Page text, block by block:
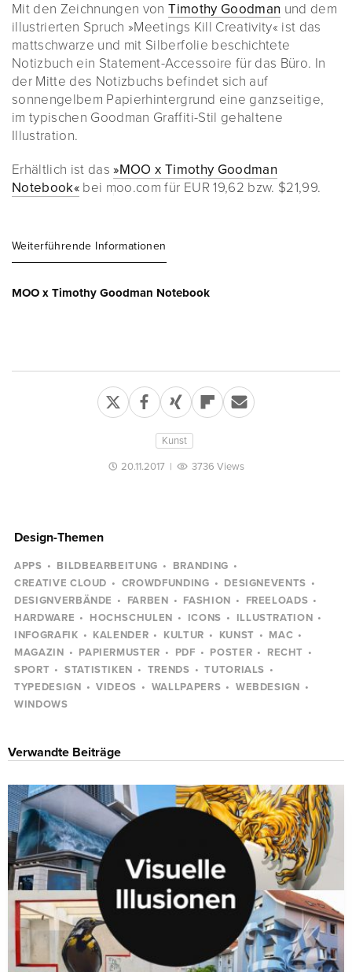
Mit den Zeichnungen vonTimothy Goodman und dem
illustrierten Spruch »Meetings Kill Creativity« ist das
mattschwarze und mit Silberfolie beschichtete
Notizbuch ein Statement-Accessoire für das Büro. In
der Mitte des Notizbuchs befindet sich auf
sonnengelbem Papierhintergrund eine ganzseitige,
im typischen Goodman Graffiti-Stil gehaltene
Illustration.
Erhältlich ist das»MOO x Timothy Goodman
Notebook« bei moo.com für EUR 19,62 bzw. $21,99.
Weiterführende Informationen
MOO x Timothy Goodman Notebook
Kunst
20.11.2017 | 3736 Views
Design-Themen
APPS BILDBEARBEITUNG
BRANDING
CREATIVE CLOUD
CROWDFUNDING
DESIGNEVENTS
DESIGNVERBÄNDE
FARBEN FASHION
FREELOADS
HARDWARE
HOCHSCHULEN ICONS
ILLUSTRATION
INFOGRAFIK
KALENDER KULTUR KUNST
MAC
MAGAZIN
PAPIERMUSTER PDF POSTER
RECHT
SPORT
STATISTIKEN TRENDS
TUTORIALS
TYPEDESIGN
VIDEOS WALLPAPERS
WEBDESIGN
WINDOWS
Verwandte Beiträge